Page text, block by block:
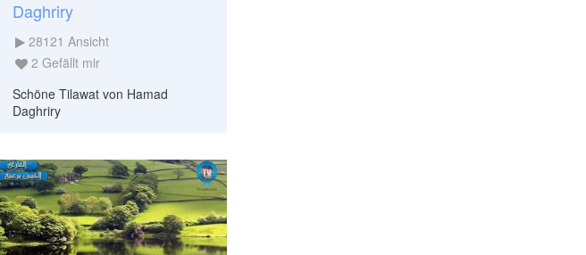
Daghriry
28121 Ansicht
2 Gefällt mir
Schöne Tilawat von Hamad
Daghriry